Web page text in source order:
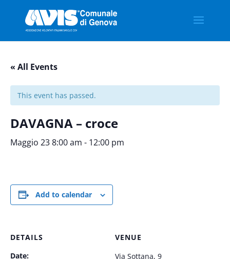
« All Events
This event has passed.
DAVAGNA – croce
Maggio 23 8:00 am - 12:00 pm
Add to calendar
DETAILS
Date:
VENUE
Via Sottana, 9